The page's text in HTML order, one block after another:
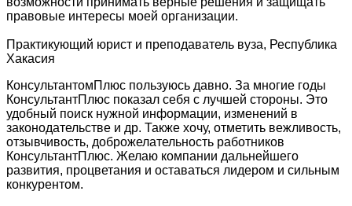
правовые интересы моей организации.
Практикующий юрист и преподаватель вуза, Республика
Хакасия
КонсультантомПлюс пользуюсь давно. За многие годы
КонсультантПлюс показал себя с лучшей стороны. Это
удобный поиск нужной информации, изменений в
законодательстве и др. Также хочу, отметить вежливость,
отзывчивость, доброжелательность работников
КонсультантПлюс. Желаю компании дальнейшего
развития, процветания и оставаться лидером и сильным
конкурентом.